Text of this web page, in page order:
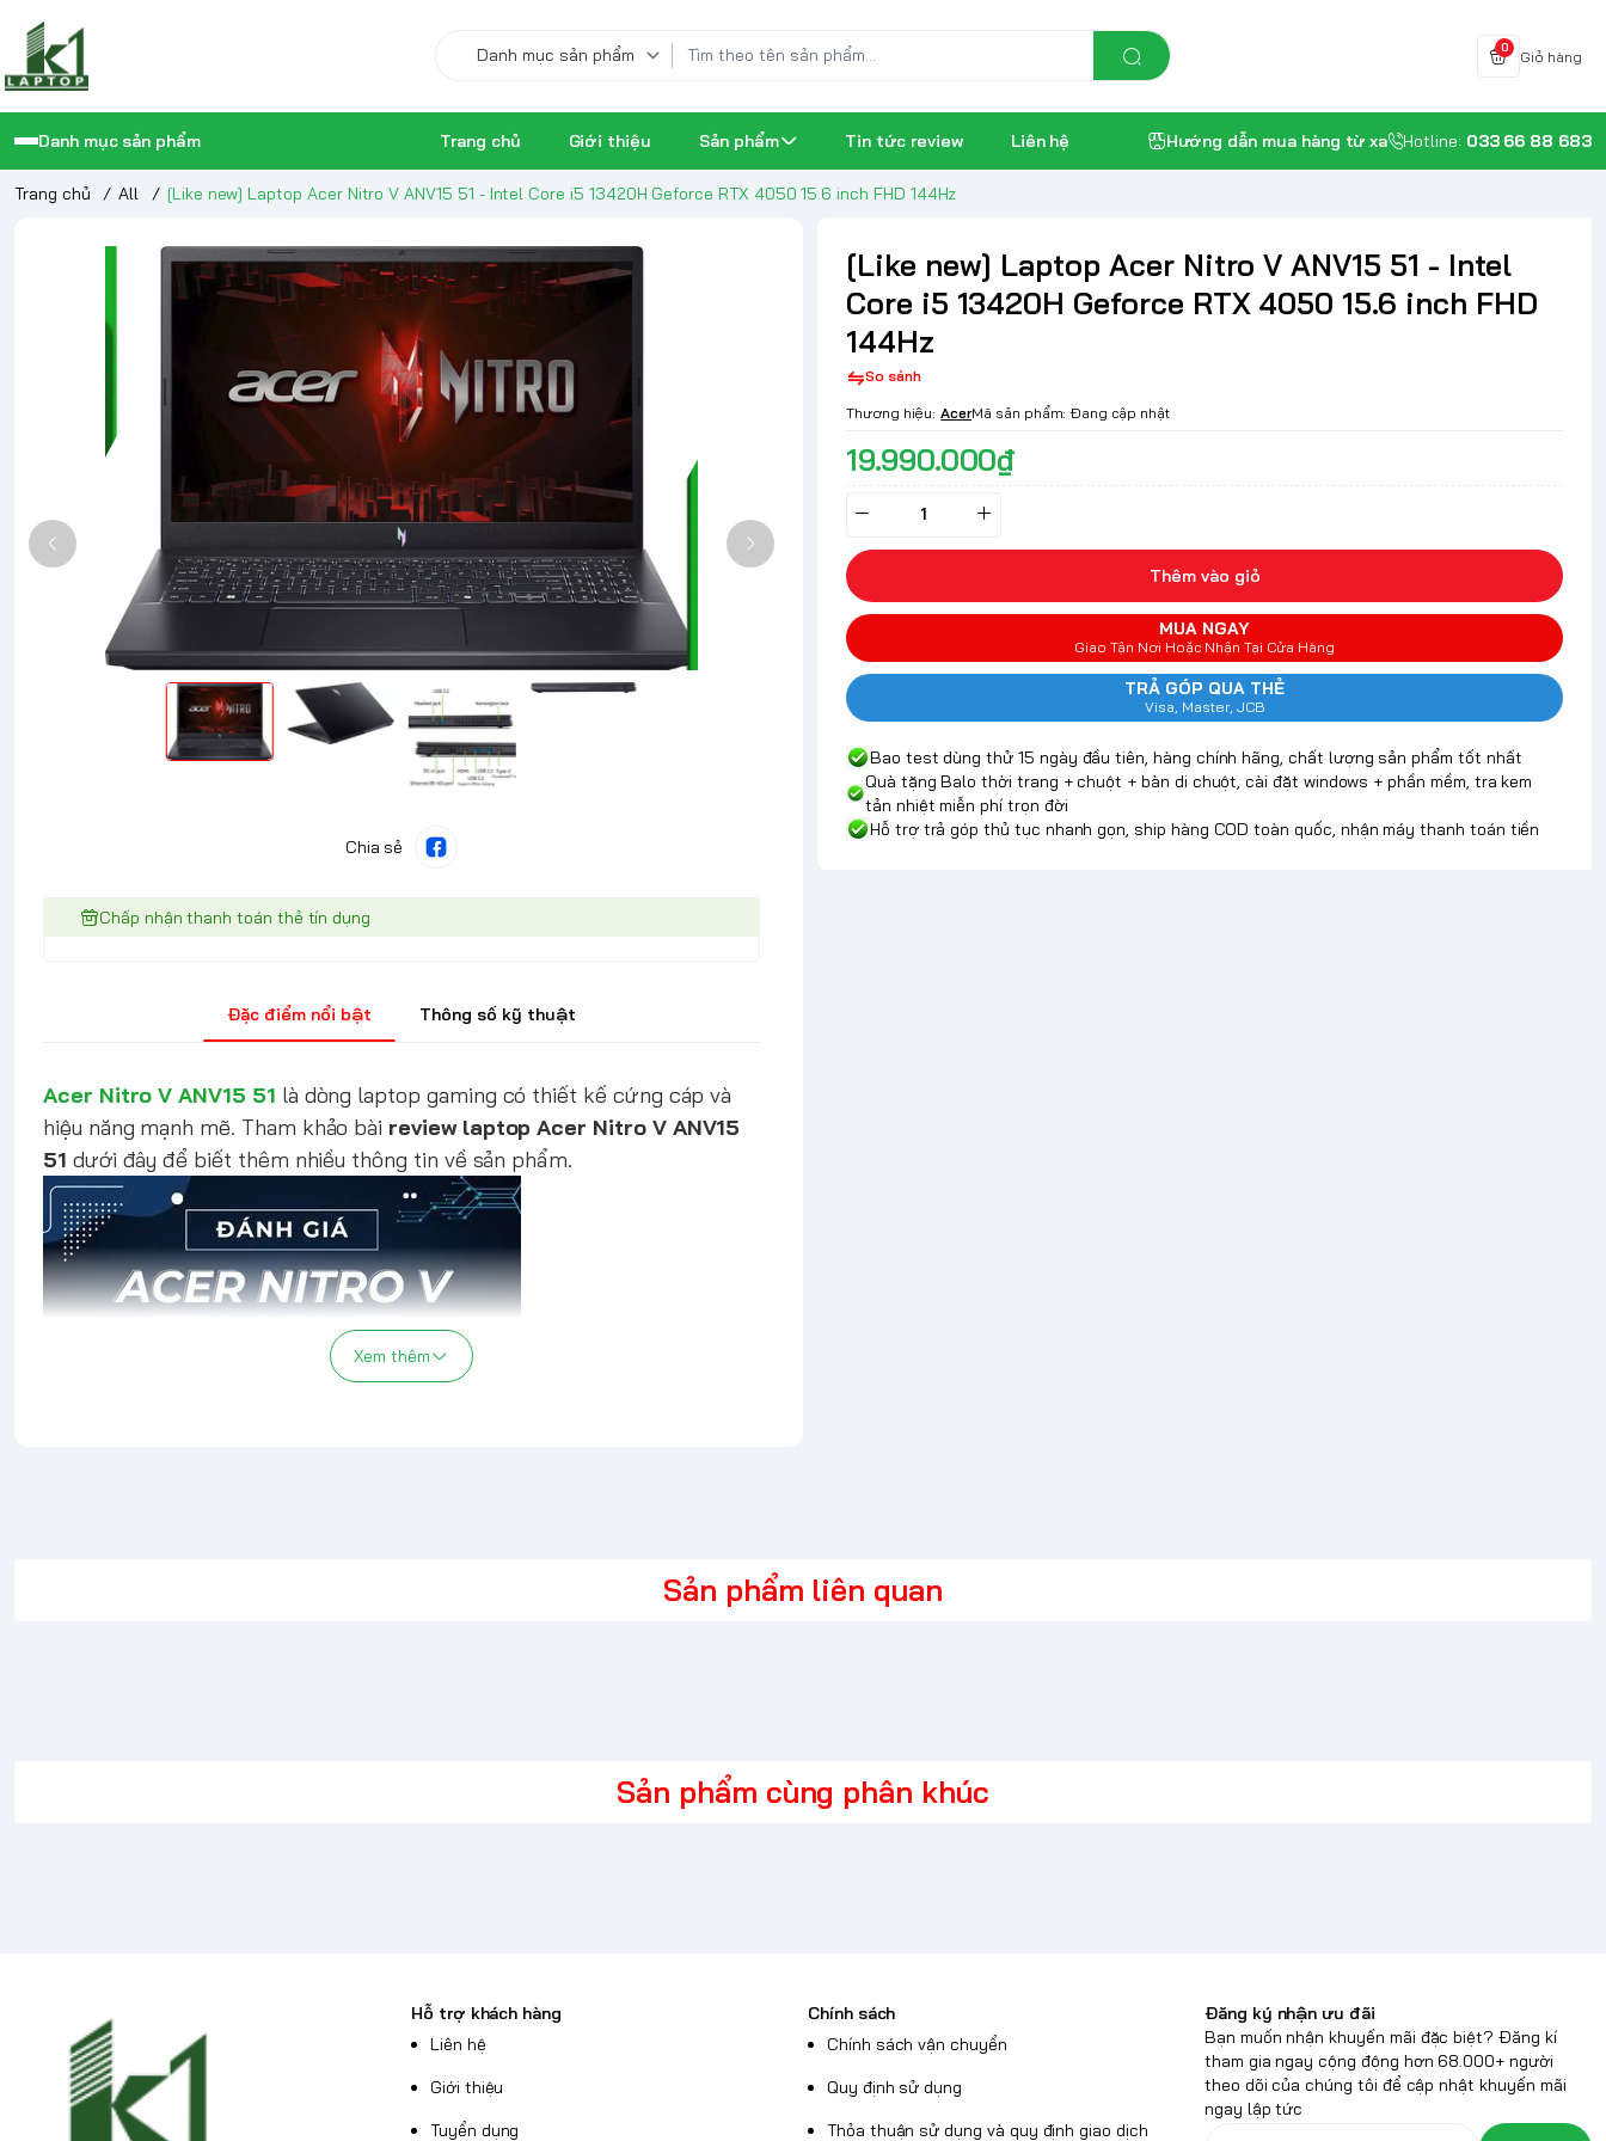
0
Giỏ hàng
Danh mục sản phẩm Trang chủ Giới thiệu Sản phẩm Tin tức review Liên hệ Hướng dẫn mua hàng từ xa Hotline: 033 66 88 683
Trang chủ / All / [Like new] Laptop Acer Nitro V ANV15 51 - Intel Core i5 13420H Geforce RTX 4050 15.6 inch FHD 144Hz
Chia sẻ
[Like new] Laptop Acer Nitro V ANV15 51 - Intel
Core i5 13420H Geforce RTX 4050 15.6 inch FHD
144Hz
So sánh
Thương hiệu: AcerMã sản phẩm: Đang cập nhật
19.990.000₫
Thêm vào giỏ
MUA NGAY
Giao Tận Nơi Hoặc Nhận Tại Cửa Hàng
TRẢ GÓP QUA THẺ
Visa, Master, JCB
Bao test dùng thử 15 ngày đầu tiên, hàng chính hãng, chất lượng sản phẩm tốt nhất
Quà tặng Balo thời trang + chuột + bàn di chuột, cài đặt windows + phần mềm, tra kem
tản nhiệt miễn phí trọn đời
Hỗ trợ trả góp thủ tục nhanh gọn, ship hàng COD toàn quốc, nhận máy thanh toán tiền
Chấp nhận thanh toán thẻ tín dụng
Đặc điểm nổi bật Thông số kỹ thuật
Acer Nitro V ANV15 51 là dòng laptop gaming có thiết kế cứng cáp và
hiệu năng mạnh mẽ. Tham khảo bài review laptop Acer Nitro V ANV15
51 dưới đây để biết thêm nhiều thông tin về sản phẩm.
Nitro V ANV15 51sở hữu hiệu
Xem thêm
Sản phẩm liên quan
Sản phẩm cùng phân khúc
Hỗ trợ khách hàng
Liên hệ
Giới thiệu
Tuyển dụng
Chính sách
Chính sách vận chuyển
Quy định sử dụng
Thỏa thuận sử dụng và quy định giao dịch
Đăng ký nhận ưu đãi
Bạn muốn nhận khuyến mãi đặc biệt? Đăng kí
tham gia ngay cộng động hơn 68.000+ người
theo dõi của chúng tôi để cập nhật khuyến mãi
ngay lập tức